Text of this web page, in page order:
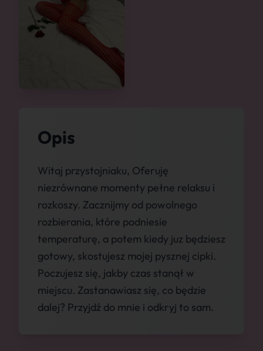
Opis
Witaj przystojniaku, Oferuję
niezrównane momenty pełne relaksu i
rozkoszy. Zacznijmy od powolnego
rozbierania, które podniesie
temperaturę, a potem kiedy juz będziesz
gotowy, skostujesz mojej pysznej cipki.
Poczujesz się, jakby czas stanął w
miejscu. Zastanawiasz się, co będzie
dalej? Przyjdź do mnie i odkryj to sam.